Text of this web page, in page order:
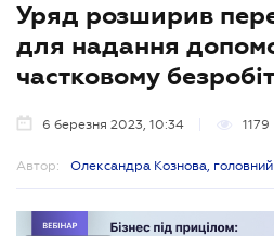
Уряд розширив
для надання
частковому
6 березня 2023, 10:34 1179
Автор: Олександра Кознова,